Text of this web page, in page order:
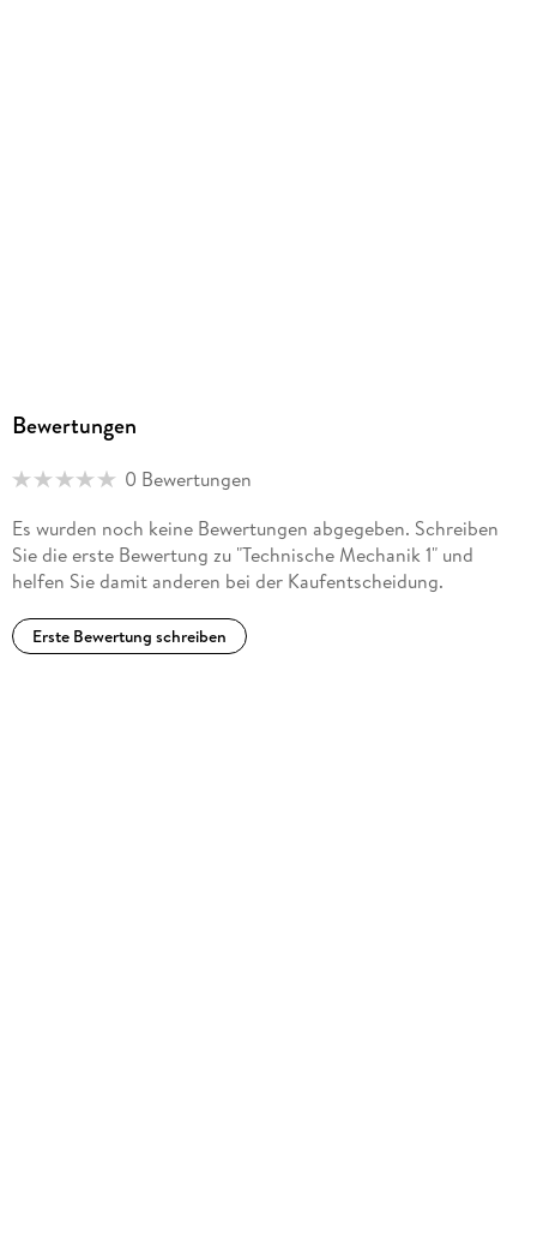
Bewertungen
0 Bewertungen
Es wurden noch keine Bewertungen abgegeben. Schreiben
Sie die erste Bewertung zu "Technische Mechanik 1" und
helfen Sie damit anderen bei der Kaufentscheidung.
Erste Bewertung schreiben